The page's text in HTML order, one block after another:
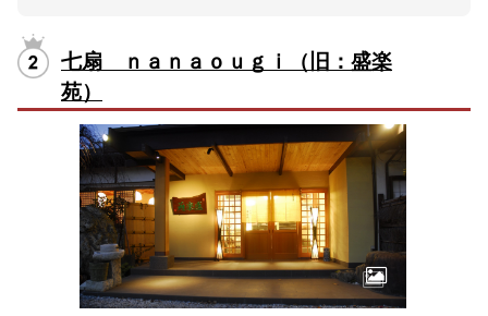
七扇 ｎａｎａｏｕｇｉ（旧：盛楽
苑）